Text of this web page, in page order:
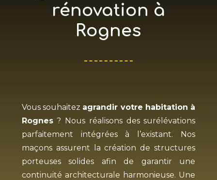
rénovation à
Rognes
Vous souhaitez agrandir votre habitation à
Rognes? Nous réalisons des surélévations
parfaitement intégrées à l’existant. Nos
maçons assurent la création de structures
porteuses solides afin de garantir une
continuité architecturale harmonieuse. Une